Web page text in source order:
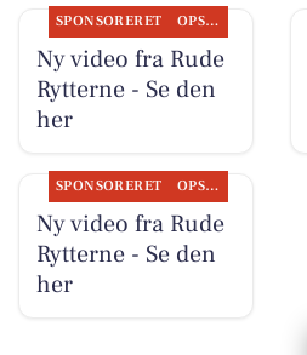
SPONSORERET OPSLAGSTAVLEN
Ny video fra Rude
Rytterne - Se den
her
SPONSORERET OPSLAGSTAVLEN
Ny video fra Rude
Rytterne - Se den
her